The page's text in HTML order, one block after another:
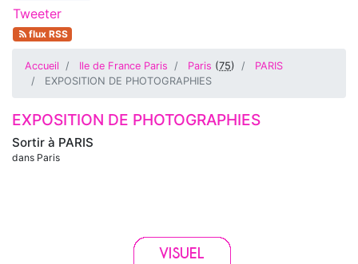
Tweeter
flux RSS
Accueil Ile de France Paris Paris (75)
PARIS
EXPOSITION DE PHOTOGRAPHIES
Sortir à PARIS
dans Paris
EXPOSITION DE PHOTOGRAPHIES